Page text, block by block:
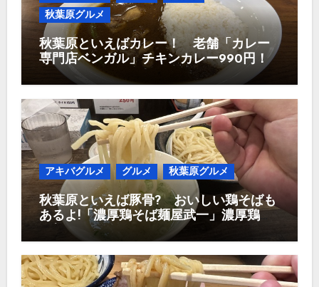
秋葉原グルメ
秋葉原といえばカレー！ 老舗「カレー
専門店ベンガル」チキンカレー990円！
アキバグルメ グルメ 秋葉原グルメ
秋葉原といえば豚骨? おいしい鶏そばも
あるよ!「濃厚鶏そば麺屋武一」濃厚鶏つ
け麺950円